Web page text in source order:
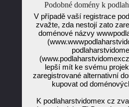
Podobné domény k
V případě vaší registrace
zvažte, zda nestojí zato
doménové názvy
lepší mít ke svému
zaregistrované alternativní
kupovat od
K podlaharstvidomex cz